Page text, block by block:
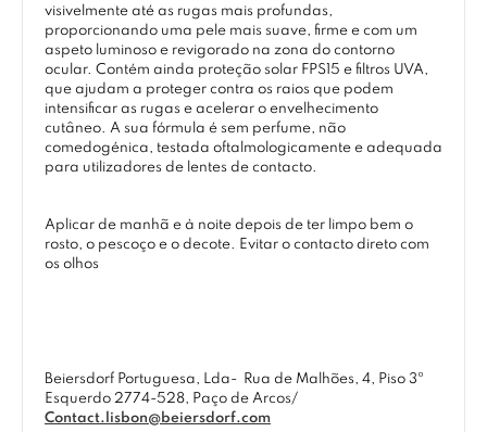
visivelmente até as rugas mais profundas,
proporcionando uma pele mais suave, firme e com um
aspeto luminoso e revigorado na zona do contorno
ocular. Contém ainda proteção solar FPS15 e filtros UVA,
que ajudam a proteger contra os raios que podem
intensificar as rugas e acelerar o envelhecimento
cutâneo. A sua fórmula é sem perfume, não
comedogénica, testada oftalmologicamente e adequada
para utilizadores de lentes de contacto.
Aplicar de manhã e à noite depois de ter limpo bem o
rosto, o pescoço e o decote. Evitar o contacto direto com
os olhos
Beiersdorf Portuguesa, Lda-
Rua de Malhões, 4, Piso 3º
Esquerdo 2774-528, Paço de Arcos/
Contact.lisbon@beiersdorf.com